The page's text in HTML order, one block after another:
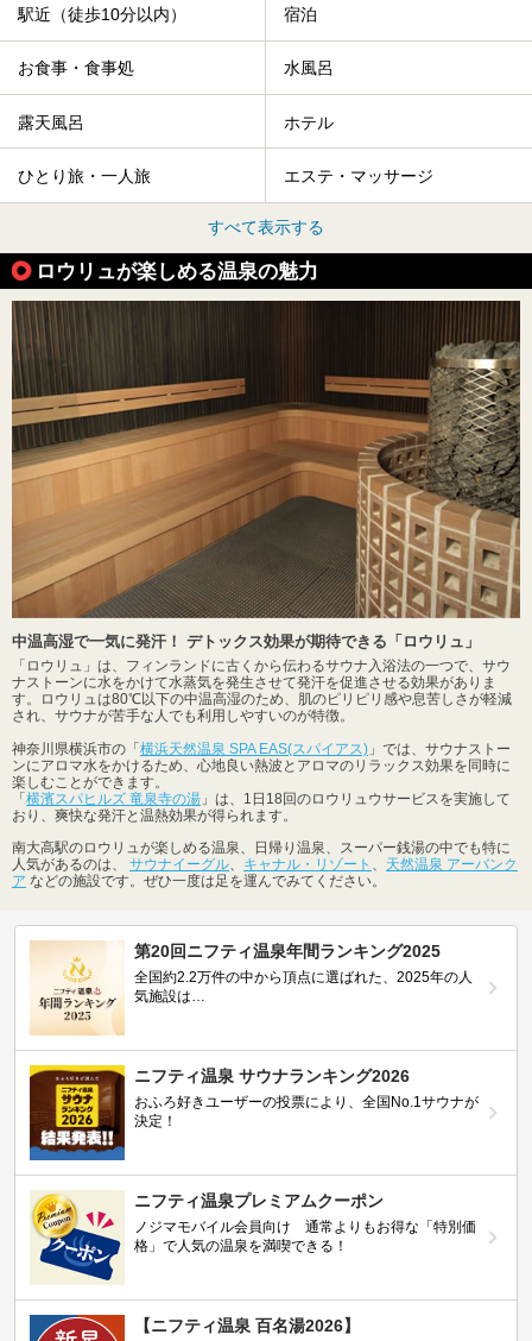
駅近（徒歩10分以内） 宿泊
お食事・食事処 水風呂
露天風呂 ホテル
ひとり旅・一人旅 エステ・マッサージ
すべて表示する
ロウリュが楽しめる温泉の魅力
中温高湿で一気に発汗！ デトックス効果が期待できる「ロウリュ」
「ロウリュ」は、フィンランドに古くから伝わるサウナ入浴法の一つで、サウ
ナストーンに水をかけて水蒸気を発生させて発汗を促進させる効果がありま
す。ロウリュは80℃以下の中温高湿のため、肌のピリピリ感や息苦しさが軽減
され、サウナが苦手な人でも利用しやすいのが特徴。
神奈川県横浜市の「 横浜天然温泉 SPA EAS(スパイアス) 」では、サウナストー
ンにアロマ水をかけるため、心地良い熱波とアロマのリラックス効果を同時に
楽しむことができます。
「 横濱スパヒルズ 竜泉寺の湯 」は、1日18回のロウリュウサービスを実施して
おり、爽快な発汗と温熱効果が得られます。
南大高駅のロウリュが楽しめる温泉、日帰り温泉、スーパー銭湯の中でも特に
人気があるのは、 サウナイーグル、 キャナル・リゾート 、 天然温泉 アーバンク
ア などの施設です。ぜひ一度は足を運んでみてください。
第20回ニフティ温泉年間ランキング2025
全国約2.2万件の中から頂点に選ばれた、2025年の人
気施設は…
ニフティ温泉 サウナランキング2026
おふろ好きユーザーの投票により、全国No.1サウナが
決定！
ニフティ温泉プレミアムクーポン
ノジマモバイル会員向け 通常よりもお得な「特別価
格」で人気の温泉を満喫できる！
【ニフティ温泉 百名湯2026】